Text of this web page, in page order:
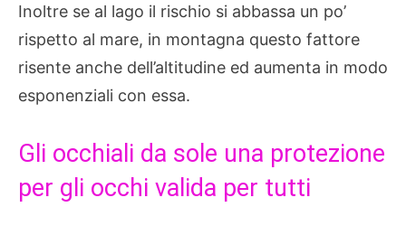
Inoltre se al lago il rischio si abbassa un po’
rispetto al mare, in montagna questo fattore
risente anche dell’altitudine ed aumenta in modo
esponenziali con essa.
Gli occhiali da sole una protezione
per gli occhi valida per tutti